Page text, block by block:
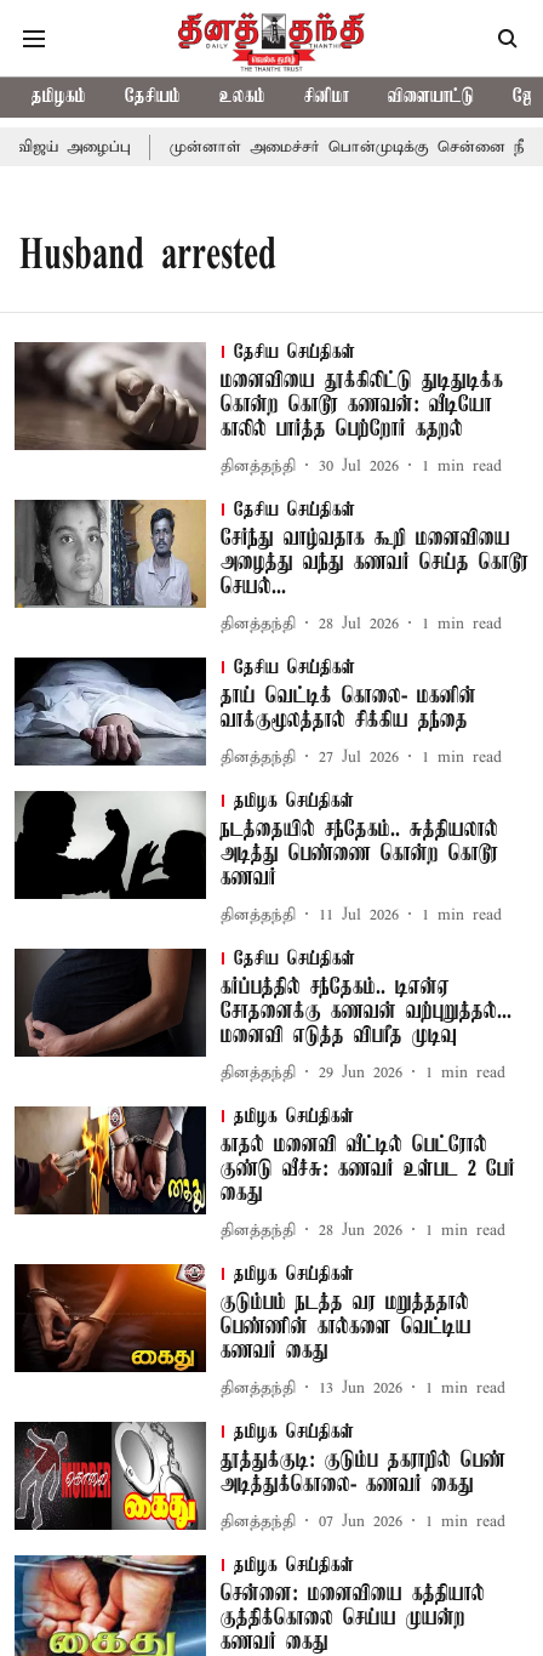
தமிழகம் தேசியம் உலகம் சினிமா விளையாட்டு
அழைப்பு முன்னாள் அமைச்சர் பொன்முடிக்கு சென்னை
Husband arrested
தேசிய செய்திகள்
மனைவியை தூக்கிலிட்டு துடிதுடிக்க
கொன்ற கொடூர கணவன்: வீடியோ
காலில் பார்த்த பெற்றோர் கதறல்
தினத்தந்தி 30 Jul 2026 1 min read
தேசிய செய்திகள்
சேர்ந்து வாழ்வதாக கூறி மனைவியை
அழைத்து வந்து கணவர் செய்த கொடூர
செயல்...
தினத்தந்தி 28 Jul 2026 1 min read
தேசிய செய்திகள்
தாய் வெட்டிக் கொலை- மகனின்
வாக்குமூலத்தால் சிக்கிய தந்தை
தினத்தந்தி 27 Jul 2026 1 min read
தமிழக செய்திகள்
நடத்தையில் சந்தேகம்.. சுத்தியலால்
அடித்து பெண்ணை கொன்ற கொடூர
கணவர்
தினத்தந்தி 11 Jul 2026 1 min read
தேசிய செய்திகள்
கர்ப்பத்தில் சந்தேகம்.. டிஎன்ஏ
சோதனைக்கு கணவன் வற்புறுத்தல்...
மனைவி எடுத்த விபரீத முடிவு
தினத்தந்தி 29 Jun 2026 1 min read
தமிழக செய்திகள்
காதல் மனைவி வீட்டில் பெட்ரோல்
குண்டு வீச்சு: கணவர் உள்பட 2 பேர்
கைது
தினத்தந்தி 28 Jun 2026 1 min read
தமிழக செய்திகள்
குடும்பம் நடத்த வர மறுத்ததால்
பெண்ணின் கால்களை வெட்டிய
கணவர் கைது
தினத்தந்தி 13 Jun 2026 1 min read
தமிழக செய்திகள்
தூத்துக்குடி: குடும்ப தகராறில் பெண்
அடித்துக்கொலை- கணவர் கைது
தினத்தந்தி 07 Jun 2026 1 min read
தமிழக செய்திகள்
சென்னை: மனைவியை கத்தியால்
குத்திக்கொலை செய்ய முயன்ற
கணவர் கைது